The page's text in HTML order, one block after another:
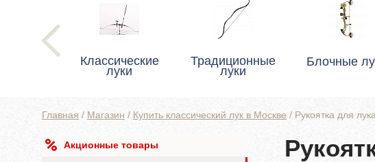
Классические
луки
Традиционные
луки
Блочные
Главная / Магазин / Купить классический лук в Москве / Рукоятка для
Акционные товары